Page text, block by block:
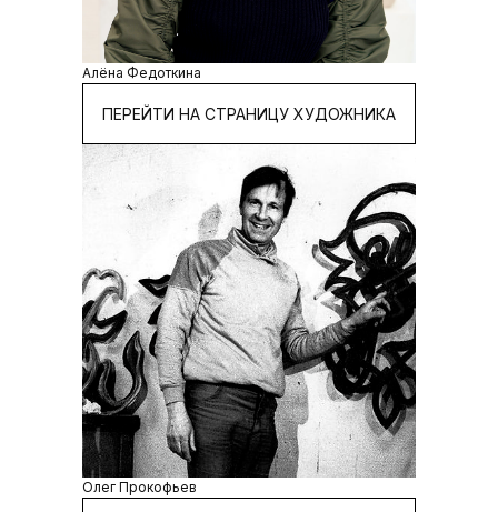
Алёна Федоткина
ПЕРЕЙТИ НА СТРАНИЦУ ХУДОЖНИКА
Олег Прокофьев